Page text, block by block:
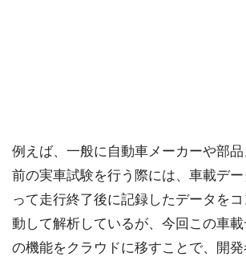
例えば、一般に自動車メーカーや部
前の実車試験を行う際には、車載デ
って走行終了後に記録したデータを
動して解析しているが、今回この車
の機能をクラウドに移すことで、開